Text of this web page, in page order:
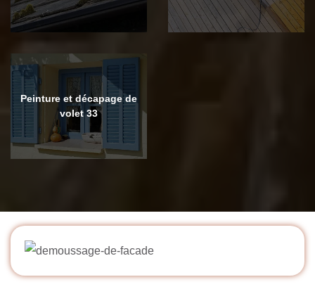
Peinture et décapage de
volet 33